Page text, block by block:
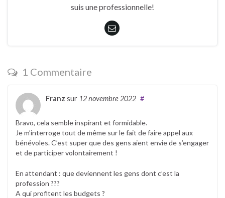
suis une professionnelle!
1 Commentaire
Franz sur 12 novembre 2022 #
Bravo, cela semble inspirant et formidable.
Je m’interroge tout de même sur le fait de faire appel aux
bénévoles. C’est super que des gens aient envie de s’engager
et de participer volontairement !
En attendant : que deviennent les gens dont c’est la
profession ???
A qui profitent les budgets ?